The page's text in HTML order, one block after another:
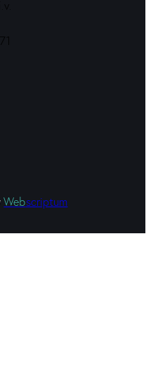
Webscriptum